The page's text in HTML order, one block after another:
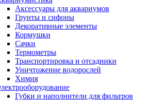
Аксессуары для аквариумов
Грунты и сифоны
Декоративные элементы
Кормушки
Сачки
Термометры
Транспортировка и отсадники
Уничтожение водорослей
Химия
Губки и наполнители для фильтров